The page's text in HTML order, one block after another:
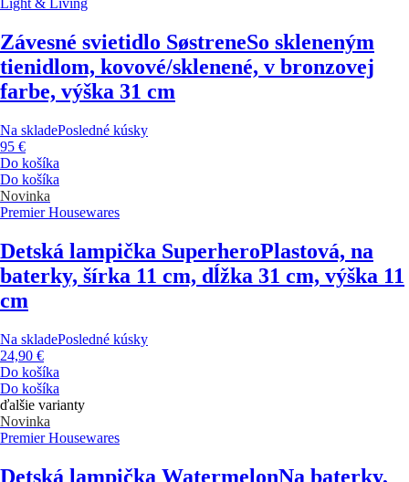
Light & Living
Závesné svietidlo SøstreneSo skleneným
tienidlom, kovové/sklenené, v bronzovej
farbe, výška 31 cm
Na skladePosledné kúsky
95 €
Do košíka
Do košíka
Novinka
Premier Housewares
Detská lampička SuperheroPlastová, na
baterky, šírka 11 cm, dĺžka 31 cm, výška 11
cm
Na skladePosledné kúsky
24,90 €
Do košíka
Do košíka
ďalšie varianty
Novinka
Premier Housewares
Detská lampička WatermelonNa baterky,